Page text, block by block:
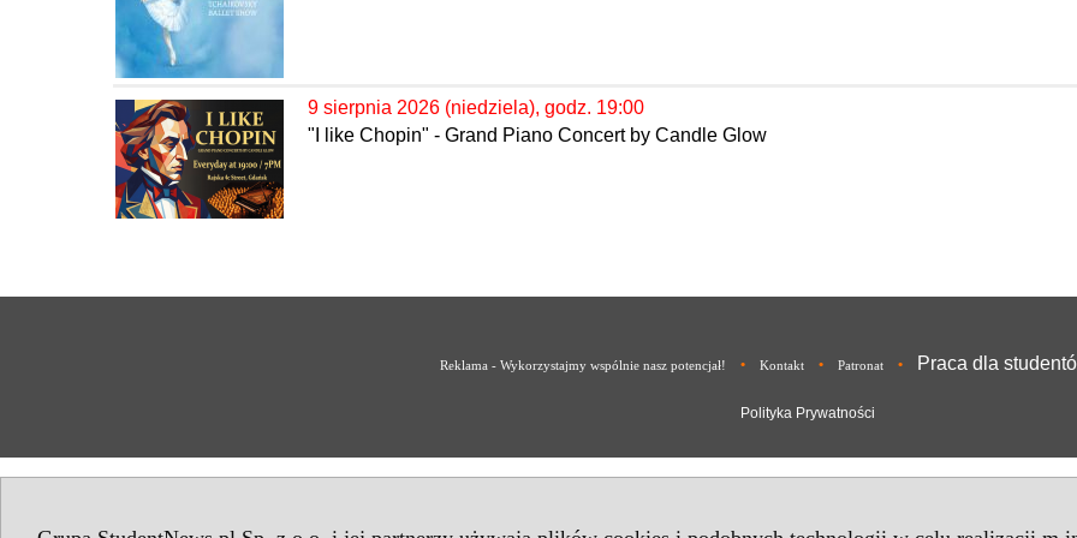
9 sierpnia 2026 (niedziela), godz. 19:00
"I like Chopin" - Grand Piano Concert by Candle Glow
Reklama - Wykorzystajmy wspólnie nasz potencjał! • Kontakt • Patronat • Praca dla
Polityka Prywatności